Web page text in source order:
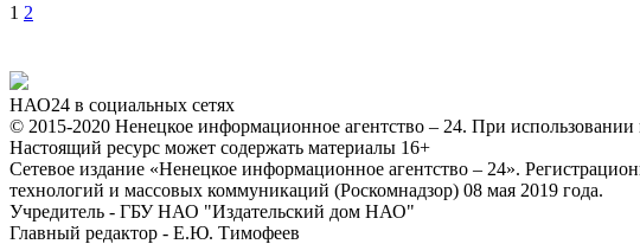
1 2
НАО24 в социальных сетях
© 2015-2020 Ненецкое информационное агентство – 24. При использовании
Настоящий ресурс может содержать материалы 16+
Сетевое издание «Ненецкое информационное агентство – 24».
технологий и массовых коммуникаций (Роскомнадзор) 08 мая 2019 года.
Учредитель - ГБУ НАО "Издательский дом НАО"
Главный редактор - Е.Ю. Тимофеев